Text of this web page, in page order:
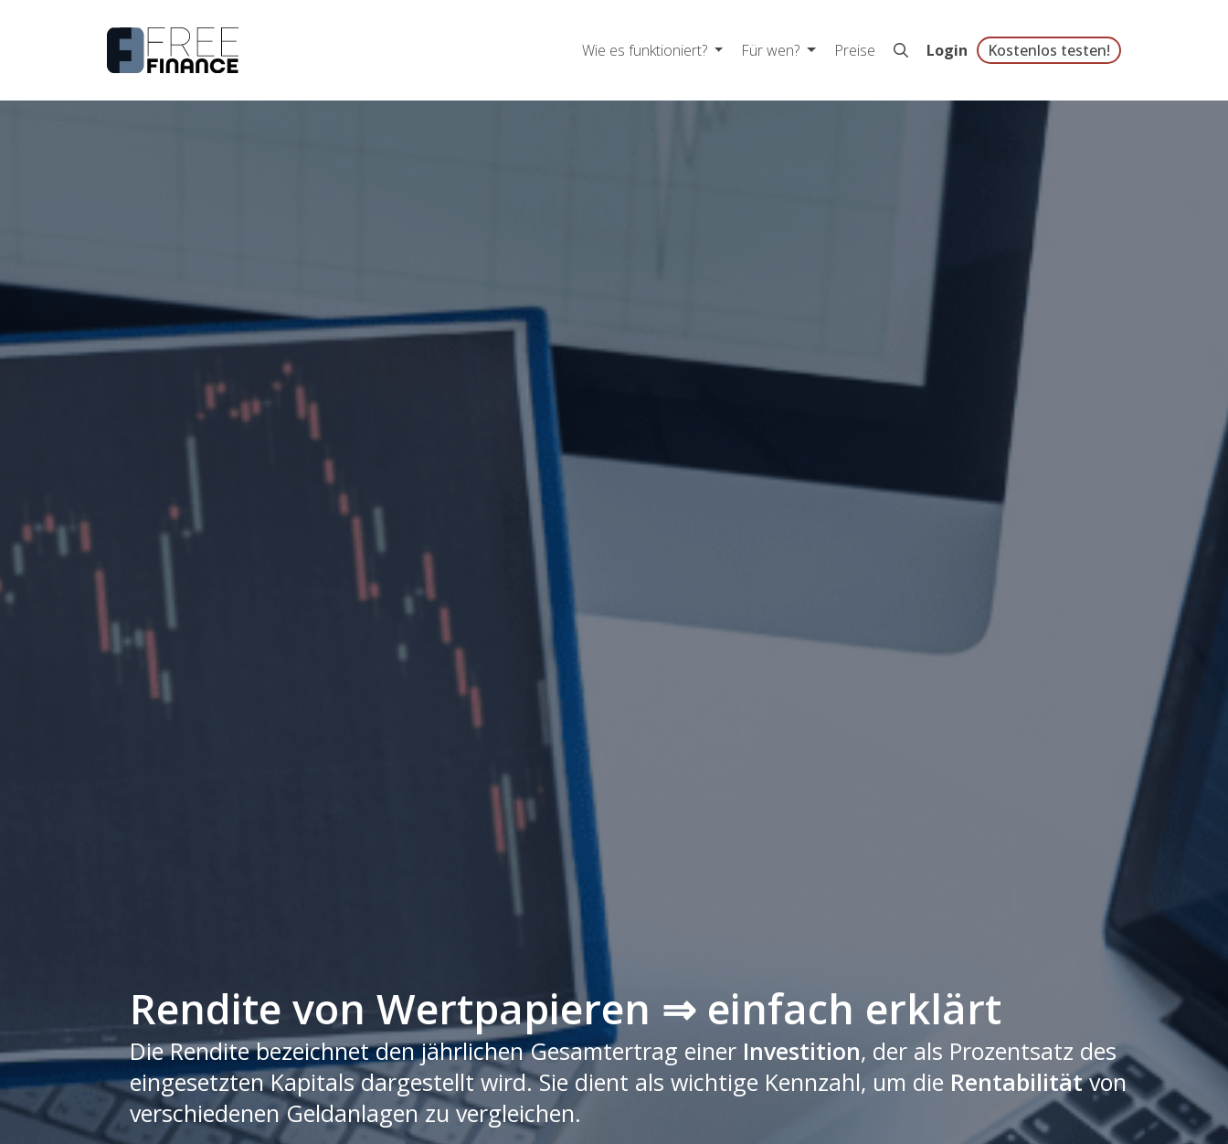
Wie es funktioniert? Für wen? Preise Login Kostenlos testen!
Rendite von Wertpapieren ⇒ einfach erklärt
Die Rendite bezeichnet den jährlichen Gesamtertrag einer Investition, der als Prozentsatz des
eingesetzten Kapitals dargestellt wird. Sie dient als wichtige Kennzahl, um die Rentabilitätvon
verschiedenen Geldanlagen zu vergleichen.